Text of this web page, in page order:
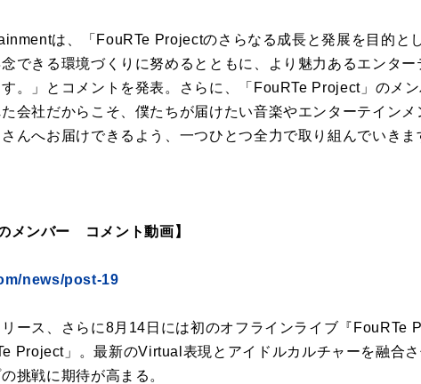
は、「FouRTe Projectのさらなる成長と発展を目的と
できる環境づくりに努めるとともに、より魅力あるエンタ
。」とコメントを発表。さらに、「FouRTe Project」のメ
会社だからこそ、僕たちが届けたい音楽やエンターテイン
んへお届けできるよう、一つひとつ全力で取り組んでいき
メンバー コメント動画】
news/post-19
ース、さらに8月14日には初のオフラインライブ『FouRTe
Project」。最新のVirtual表現とアイドルカルチャーを融合
挑戦に期待が高まる。